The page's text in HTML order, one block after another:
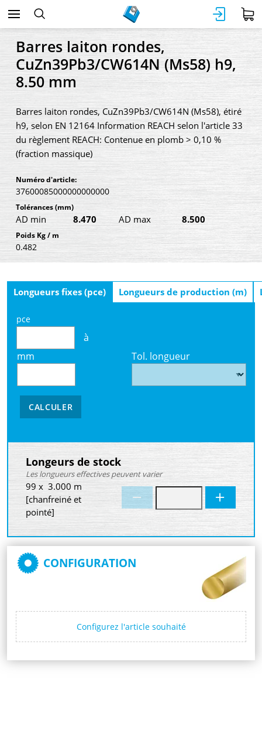
Barres laiton rondes,
CuZn39Pb3/CW614N (Ms58) h9,
8.50 mm
Barres laiton rondes, CuZn39Pb3/CW614N (Ms58), étiré
h9, selon EN 12164 Information REACH selon l'article 33
du règlement REACH: Contenue en plomb > 0,10 %
(fraction massique)
Numéro d'article:
37600085000000000000
Tolérances(mm)
AD min 8.470 AD max 8.500
Poids Kg / m
0.482
Longueurs fixes (pce) Longueurs de production (m)
pce
à
mm
Tol. longueur
CALCULER
Longeurs de stock
Les longueurs effectives peuvent varier
99 x 3.000 m
[chanfreiné et
pointé]
CONFIGURATION
Configurez l'article souhaité